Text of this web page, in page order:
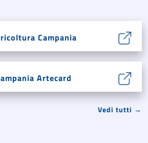
Campania
Artecard
Vedi tutti →